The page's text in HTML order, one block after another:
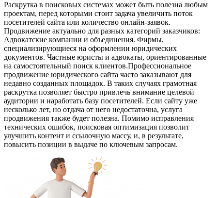
Раскрутка в поисковых системах может быть полезна любым
проектам, перед которыми стоит задача увеличить поток
посетителей сайта или количество онлайн-заявок.
Продвижение актуально для разных категорий заказчиков:
Адвокатские компании и объединения. Фирмы,
специализирующиеся на оформлении юридических
документов. Частные юристы и адвокаты, ориентированные
на самостоятельный поиск клиентов.Профессиональное
продвижение юридического сайта часто заказывают для
недавно созданных площадок. В таких случаях грамотная
раскрутка позволяет быстро привлечь внимание целевой
аудитории и наработать базу посетителей. Если сайту уже
несколько лет, но отдача от него недостаточна, услуга
продвижения также будет полезна. Помимо исправления
технических ошибок, поисковая оптимизация позволит
улучшить контент и ссылочную массу, и, в результате,
повысить позиции в выдаче по ключевым запросам.